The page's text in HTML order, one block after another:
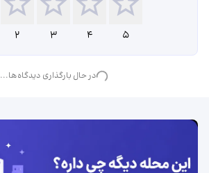
2 3 4 5
در حال بارگذاری دیدگاه‌ها...